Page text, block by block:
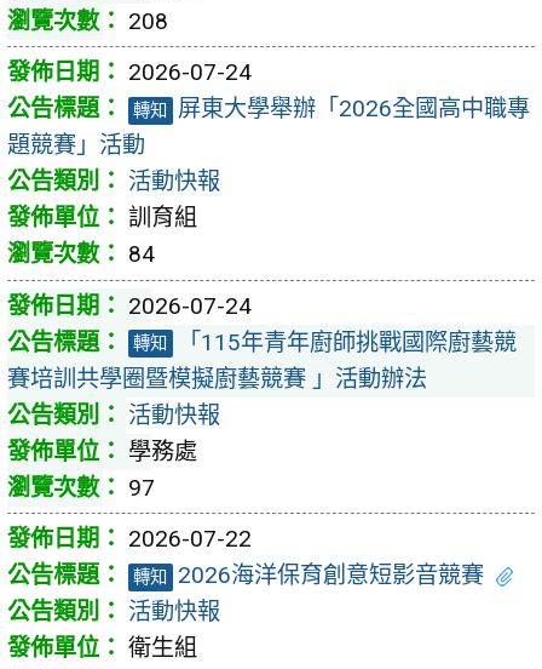
208
2026-07-24
轉知
屏東大學舉辦「2026全國高中職專
題競賽」活動
活動快報
訓育組
84
2026-07-24
轉知
「115年青年廚師挑戰國際廚藝競
賽培訓共學圈暨模擬廚藝競賽 」活動辦法
活動快報
學務處
97
2026-07-22
轉知
2026海洋保育創意短影音競賽
活動快報
衛生組